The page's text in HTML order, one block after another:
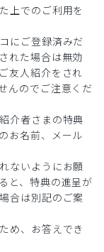
上でのご利用を
にご登録済みだ
れた場合は無効
友人紹介をされ
んのでご注意くだ
介者さまの特典
お名前、メール
ないようにお願
と、特典の進呈が
合は別記のご案
め、お答えでき